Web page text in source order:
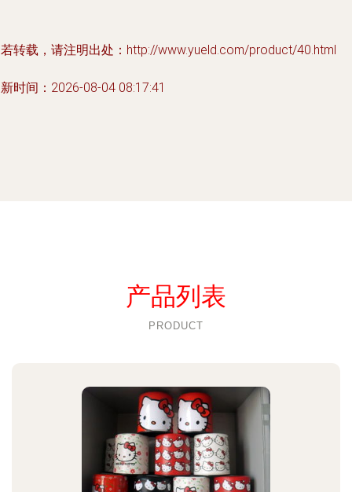
转载，请注明出处：http://www.yueld.com/product/40.html
时间：2026-08-04 08:17:41
产品列表
PRODUCT